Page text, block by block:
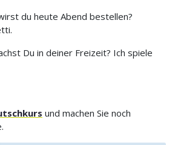
du heute Abend bestellen?
Du in deiner Freizeit? Ich spiele
und machen Sie noch